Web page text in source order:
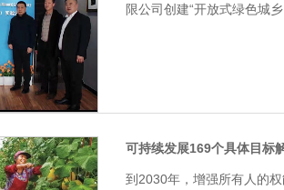
限公司创建“开放式绿色城
可持续发展169个具体目标
到2030年，增强所有人的